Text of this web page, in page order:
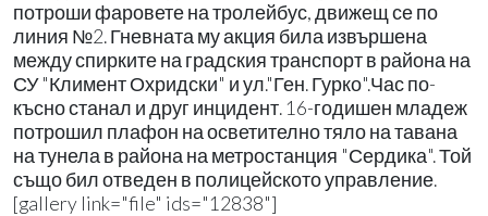
потроши фаровете на тролейбус, движещ се по
линия №2. Гневната му акция била извършена
между спирките на градския транспорт в района на
СУ "Климент Охридски" и ул."Ген. Гурко".Час по-
късно станал и друг инцидент. 16-годишен младеж
потрошил плафон на осветително тяло на тавана
на тунела в района на метростанция "Сердика". Той
също бил отведен в полицейското управление.
[gallery link="file" ids="12838"]